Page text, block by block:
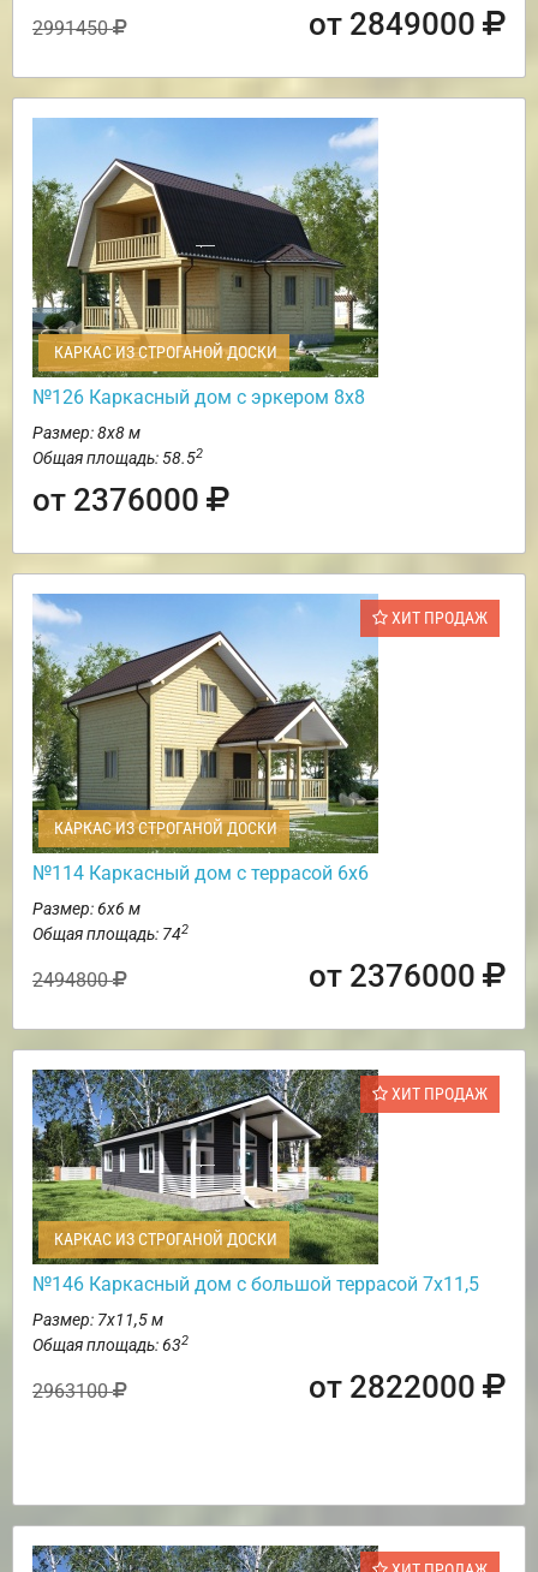
2991450 от 2849000
КАРКАС ИЗ СТРОГАНОЙ ДОСКИ
№126 Каркасный дом с эркером 8х8
Размер: 8х8 м
Общая площадь: 58.52
от 2376000
ХИТ ПРОДАЖ
КАРКАС ИЗ СТРОГАНОЙ ДОСКИ
№114 Каркасный дом с террасой 6х6
Размер: 6х6 м
Общая площадь: 742
2494800 от 2376000
ХИТ ПРОДАЖ
КАРКАС ИЗ СТРОГАНОЙ ДОСКИ
№146 Каркасный дом с большой террасой 7х11,5
Размер: 7х11,5 м
Общая площадь: 632
2963100 от 2822000